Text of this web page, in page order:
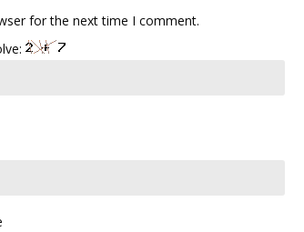
for the next time I comment.